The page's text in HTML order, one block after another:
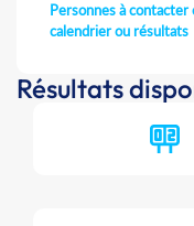
Personnes à
calendrier ou résultats
Résultats